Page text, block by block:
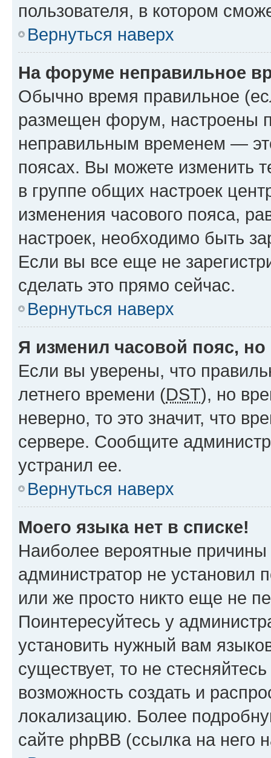
пользователя, в котором
Вернуться наверх
На форуме неправильное
Обычно время правильное
размещен форум, настроены
неправильным временем —
поясах. Вы можете изменить
в группе общих настроек
изменения часового пояса,
настроек, необходимо быть
Если вы все еще не
сделать это прямо сейчас.
Вернуться наверх
Я изменил часовой пояс,
Если вы уверены, что
летнего времени (DST), но
неверно, то это значит, что
сервере. Сообщите
устранил ее.
Вернуться наверх
Моего языка нет в списке!
Наиболее вероятные причины
администратор не установил
или же просто никто еще не
Поинтересуйтесь у
установить нужный вам
существует, то не
возможность создать и
локализацию. Более
сайте phpBB (ссылка на него